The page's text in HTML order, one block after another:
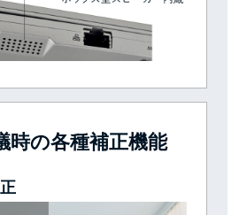
時の各種補正機能